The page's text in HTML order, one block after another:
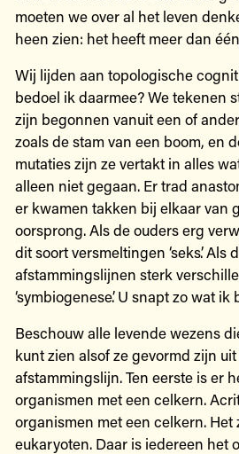
moeten we over al het leven
heen zien: het heeft meer dan
Wij lijden aan topologische
bedoel ik daarmee? We tekenen
zijn begonnen vanuit een of
zoals de stam van een boom, en
mutaties zijn ze vertakt in alles
alleen niet gegaan. Er trad
er kwamen takken bij elkaar van
oorsprong. Als de ouders erg
dit soort versmeltingen ‘seks’. Als
afstammingslijnen sterk
‘symbiogenese’. U snapt zo wat ik
Beschouw alle levende wezens
kunt zien alsof ze gevormd zijn
afstammingslijn. Ten eerste is er
organismen met een celkern.
organismen met een celkern. Het
eukaryoten. Daar is iedereen het